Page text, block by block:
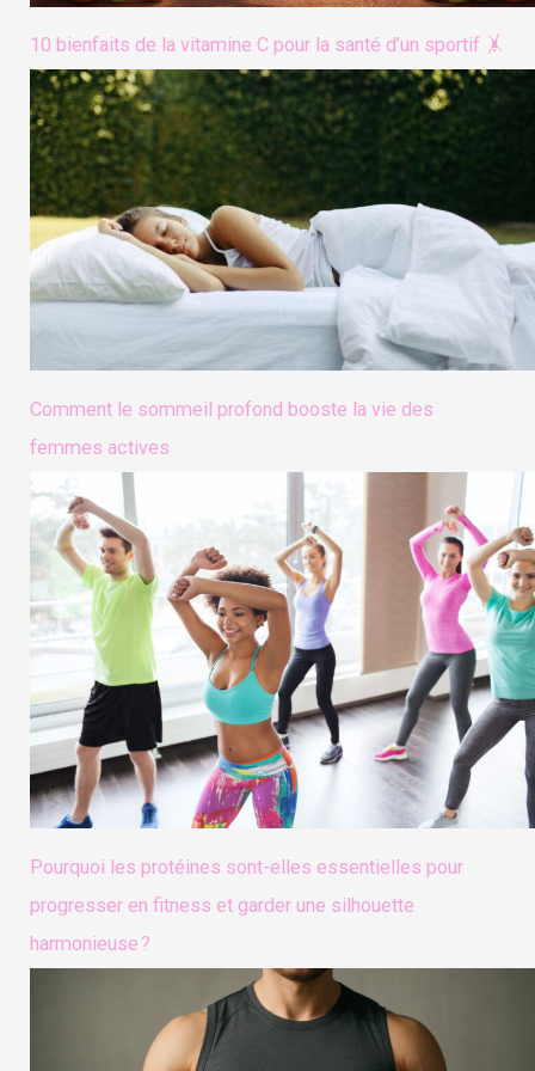
10 bienfaits de la vitamine C pour la santé d’un sportif 🤸
Comment le sommeil profond booste la vie des
femmes actives
Pourquoi les protéines sont-elles essentielles pour
progresser en fitness et garder une silhouette
harmonieuse ?